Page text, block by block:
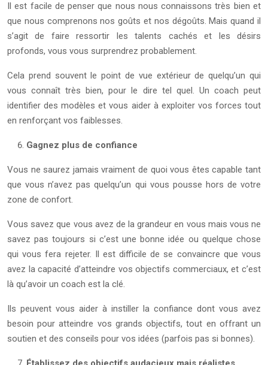
Il est facile de penser que nous nous connaissons très bien et
que nous comprenons nos goûts et nos dégoûts. Mais quand il
s’agit de faire ressortir les talents cachés et les désirs
profonds, vous vous surprendrez probablement.
Cela prend souvent le point de vue extérieur de quelqu’un qui
vous connaît très bien, pour le dire tel quel. Un coach peut
identifier des modèles et vous aider à exploiter vos forces tout
en renforçant vos faiblesses.
Gagnez plus de confiance
Vous ne saurez jamais vraiment de quoi vous êtes capable tant
que vous n’avez pas quelqu’un qui vous pousse hors de votre
zone de confort.
Vous savez que vous avez de la grandeur en vous mais vous ne
savez pas toujours si c’est une bonne idée ou quelque chose
qui vous fera rejeter. Il est difficile de se convaincre que vous
avez la capacité d’atteindre vos objectifs commerciaux, et c’est
là qu’avoir un coach est la clé.
Ils peuvent vous aider à instiller la confiance dont vous avez
besoin pour atteindre vos grands objectifs, tout en offrant un
soutien et des conseils pour vos idées (parfois pas si bonnes).